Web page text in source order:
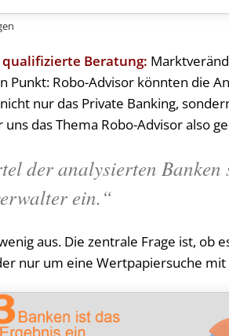
qualifizierte Beratung:
Punkt: Robo-Advisor könnten die
nur das Private Banking,
uns das Thema Robo-Advisor also
der analysierten Banken
ein.“
aus. Die zentrale Frage ist, ob
nur um eine Wertpapiersuche